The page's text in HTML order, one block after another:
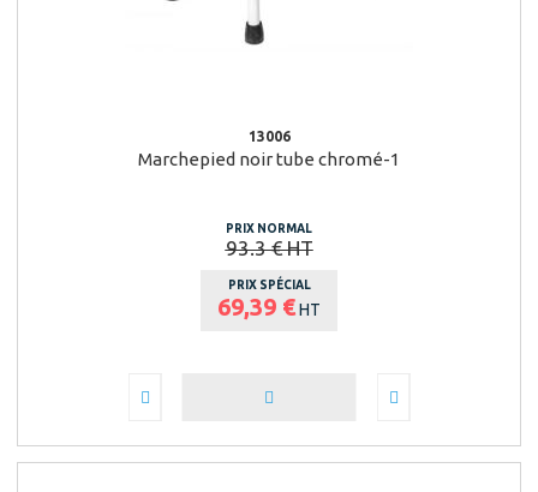
13006
Marchepied noir tube chromé-1
PRIX NORMAL
93.3 € HT
PRIX SPÉCIAL
69,39 €HT